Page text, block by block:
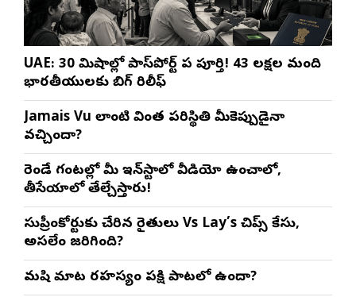
UAE: 30 నిమిషాల్లో పాస్‌పోర్ట్ పని పూర్తి! 43 లక్షల మంది
భారతీయులకు బిగ్ రిలీఫ్
Jamais Vu లాంటి వింత పరిస్థితి మీకెప్పుడైనా
వచ్చిందా?
రెండే గంటల్లో మీ ఇన్‌స్టాలో వీడియో ఉంచాలో,
తీసేయాలో తేల్చేస్తారు!
సుప్రీంకోర్టుకు చేరిన రైతులు Vs Lay’s చిప్స్‌ కేసు,
అసలేం జరిగింది?
మనిషి మాట రహస్యం పక్షి పాటలో ఉందా?